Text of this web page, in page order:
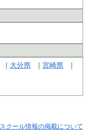
大分県 宮崎県
スクール情報の掲載について